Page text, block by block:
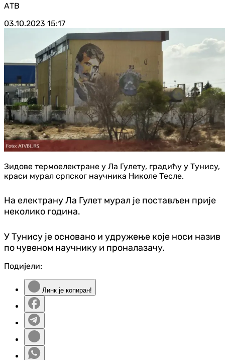
АТВ
03.10.2023 15:17
Зидове термоелектране у Ла Гулету, градићу у Тунису,
краси мурал српског научника Николе Тесле.
На електрану Ла Гулет мурал је постављен прије
неколико година.
У Тунису је основано и удружење које носи назив
по чувеном научнику и проналазачу.
Подијели:
Линк је копиран!